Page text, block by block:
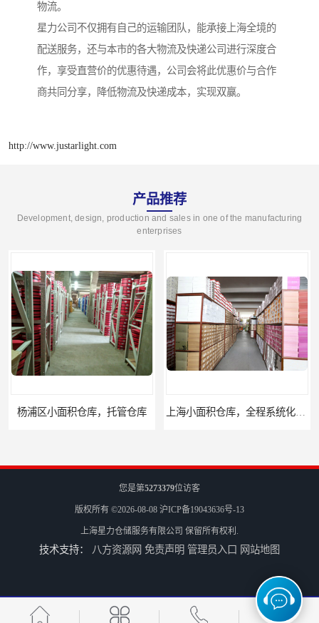
物流。
星力公司不仅拥有自己的运输团队，能承接上海全境的
配送服务，还与本市的各大物流及快递公司进行深度合
作，享受直营价的优惠待遇，公司会将此优惠价与合作
商共同分享，降低物流及快递成本，实现双赢。
http://www.justarlight.com
产品推荐
Development, design, production and sales in one of the manufacturing
enterprises
杨浦区小面积仓库，托管仓库
嘉定区小面积仓库，电商仓库，10平起租
您是第5273379位访客
版权所有 ©2026-08-08 沪ICP备19043636号-13
上海星力仓储服务有限公司 保留所有权利.
技术支持： 八方资源网 免责声明 管理员入口 网站地图